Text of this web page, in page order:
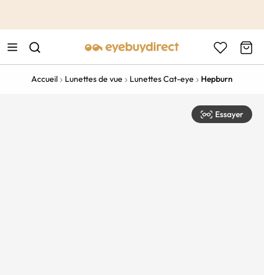
Accueil Lunettes de vue Lunettes Cat-eye Hepburn
Essayer